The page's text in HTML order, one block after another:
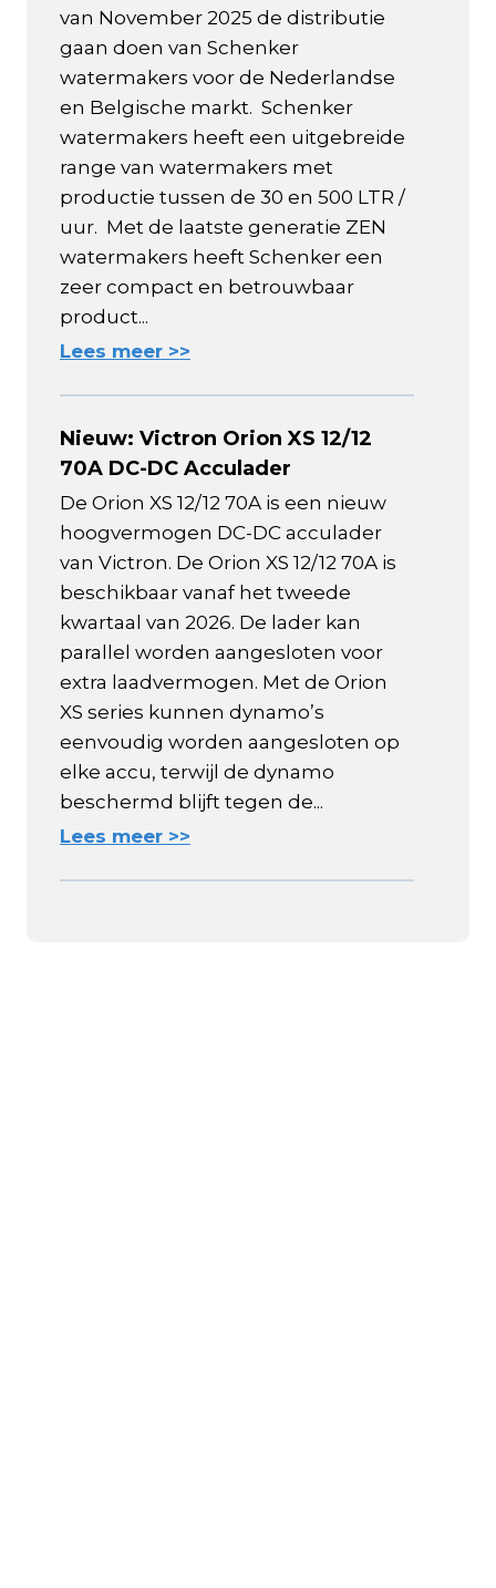
van November 2025 de distributie
gaan doen van Schenker
watermakers voor de Nederlandse
en Belgische markt. Schenker
watermakers heeft een uitgebreide
range van watermakers met
productie tussen de 30 en 500 LTR /
uur. Met de laatste generatie ZEN
watermakers heeft Schenker een
zeer compact en betrouwbaar
product...
Lees meer >>
Nieuw: Victron Orion XS 12/12
70A DC-DC Acculader
De Orion XS 12/12 70A is een nieuw
hoogvermogen DC-DC acculader
van Victron. De Orion XS 12/12 70A is
beschikbaar vanaf het tweede
kwartaal van 2026. De lader kan
parallel worden aangesloten voor
extra laadvermogen. Met de Orion
XS series kunnen dynamo’s
eenvoudig worden aangesloten op
elke accu, terwijl de dynamo
beschermd blijft tegen de...
Lees meer >>